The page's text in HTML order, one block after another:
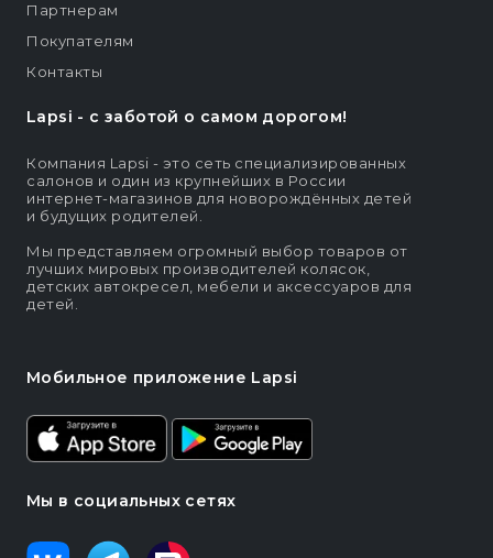
Lapsi - c заботой о самом дорогом!
Компания Lapsi - это сеть специализированных
салонов и один из крупнейших в России
интернет-магазинов для новорождённых детей
и будущих родителей.
Мы представляем огромный выбор товаров от
лучших мировых производителей колясок,
детских автокресел, мебели и аксессуаров для
детей.
Мобильное приложение Lapsi
Мы в социальных сетях
Партнерам
Покупателям
Контакты